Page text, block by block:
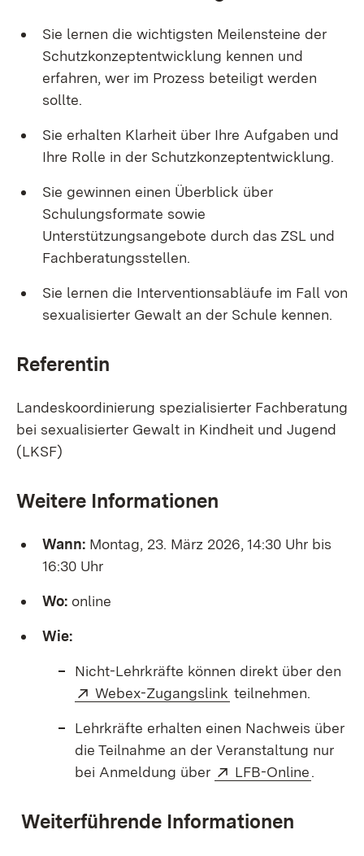
Sie lernen die wichtigsten Meilensteine der
Schutzkonzeptentwicklung kennen und
erfahren, wer im Prozess beteiligt werden
sollte.
Sie erhalten Klarheit über Ihre Aufgaben und
Ihre Rolle in der Schutzkonzeptentwicklung.
Sie gewinnen einen Überblick über
Schulungsformate sowie
Unterstützungsangebote durch das ZSL und
Fachberatungsstellen.
Sie lernen die Interventionsabläufe im Fall von
sexualisierter Gewalt an der Schule kennen.
Referentin
Landeskoordinierung spezialisierter Fachberatung
bei sexualisierter Gewalt in Kindheit und Jugend
(LKSF)
Weitere Informationen
Wann: Montag, 23. März 2026, 14:30 Uhr bis
16:30 Uhr
Wo: online
Wie:
Nicht-Lehrkräfte können direkt über den
Extern:
Webex-Zugangslink (Öffnet in neuem
teilnehmen.
Lehrkräfte erhalten einen Nachweis über
die Teilnahme an der Veranstaltung nur
bei Anmeldung über
Extern:
LFB-Online.
Weiterführende Informationen